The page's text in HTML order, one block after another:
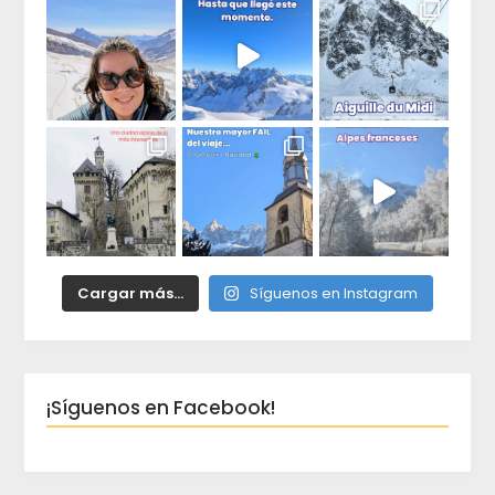
Cargar más... Síguenos en Instagram
¡Síguenos en Facebook!